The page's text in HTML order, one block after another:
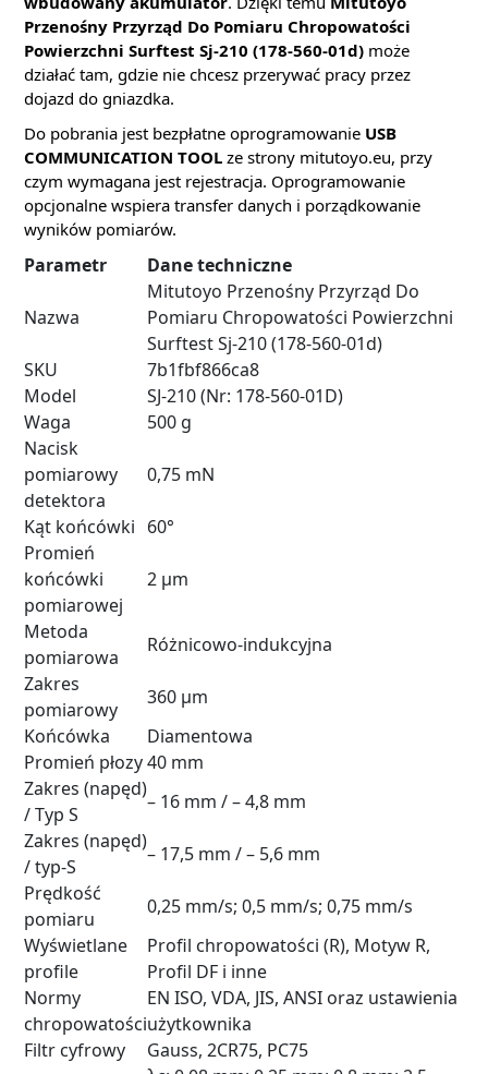
Przenośny Przyrząd Do Pomiaru Chropowatości
Powierzchni Surftest Sj-210 (178-560-01d) może
działać tam, gdzie nie chcesz przerywać pracy przez
dojazd do gniazdka.
Do pobrania jest bezpłatne oprogramowanie USB
COMMUNICATION TOOL ze strony mitutoyo.eu, przy
czym wymagana jest rejestracja. Oprogramowanie
opcjonalne wspiera transfer danych i porządkowanie
wyników pomiarów.
Parametr Dane techniczne
Nazwa
Mitutoyo Przenośny Przyrząd Do
Pomiaru Chropowatości Powierzchni
Surftest Sj-210 (178-560-01d)
SKU
7b1fbf866ca8
Model
SJ-210 (Nr: 178-560-01D)
Waga
500 g
Nacisk
pomiarowy
detektora
0,75 mN
Kąt końcówki 60°
Promień
końcówki
pomiarowej
2 µm
Metoda
pomiarowa
Różnicowo-indukcyjna
Zakres
pomiarowy
360 µm
Końcówka
Diamentowa
Promień płozy40 mm
Zakres (napęd)
/ Typ S
– 16 mm / – 4,8 mm
Zakres (napęd)
/ typ-S
– 17,5 mm / – 5,6 mm
Prędkość
pomiaru
0,25 mm/s; 0,5 mm/s; 0,75 mm/s
Wyświetlane
profile
Profil chropowatości (R), Motyw R,
Profil DF i inne
Normy
chropowatości
EN ISO, VDA, JIS, ANSI oraz ustawienia
użytkownika
Filtr cyfrowy
Gauss, 2CR75, PC75